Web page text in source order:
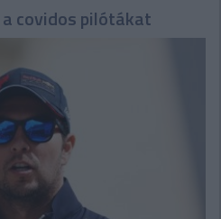
a covidos pilótákat